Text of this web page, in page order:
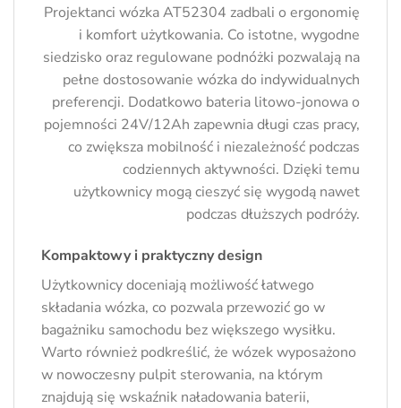
Projektanci wózka AT52304 zadbali o ergonomię
i komfort użytkowania. Co istotne, wygodne
siedzisko oraz regulowane podnóżki pozwalają na
pełne dostosowanie wózka do indywidualnych
preferencji. Dodatkowo bateria litowo-jonowa o
pojemności 24V/12Ah zapewnia długi czas pracy,
co zwiększa mobilność i niezależność podczas
codziennych aktywności. Dzięki temu
użytkownicy mogą cieszyć się wygodą nawet
podczas dłuższych podróży.
Kompaktowy i praktyczny design
Użytkownicy doceniają możliwość łatwego
składania wózka, co pozwala przewozić go w
bagażniku samochodu bez większego wysiłku.
Warto również podkreślić, że wózek wyposażono
w nowoczesny pulpit sterowania, na którym
znajdują się wskaźnik naładowania baterii,